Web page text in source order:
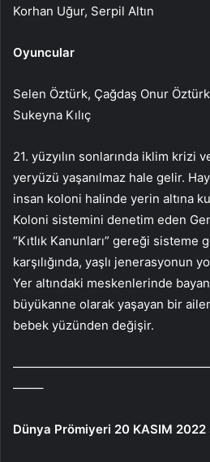
Korhan Uğur, Serpil Altın
Oyuncular
Selen Öztürk, Çağdaş Onur
Sukeyna Kılıç
21. yüzyılın sonlarında iklim krizi
yeryüzü yaşanılmaz hale gelir.
insan koloni halinde yerin altına
Koloni sistemini denetim eden
“Kıtlık Kanunları” gereği sisteme
karşılığında, yaşlı jenerasyonun
Yer altındaki meskenlerinde
büyükanne olarak yaşayan bir
bebek yüzünden değişir.
——–
Dünya Prömiyeri 20 KASIM